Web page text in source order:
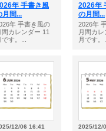
年 手書き風
月間...
年 手書き風の
間カレンダー 11
です。...
2026年
の月間...
2026年
月間カ
月です。...
12/06 16:41 2025/12/